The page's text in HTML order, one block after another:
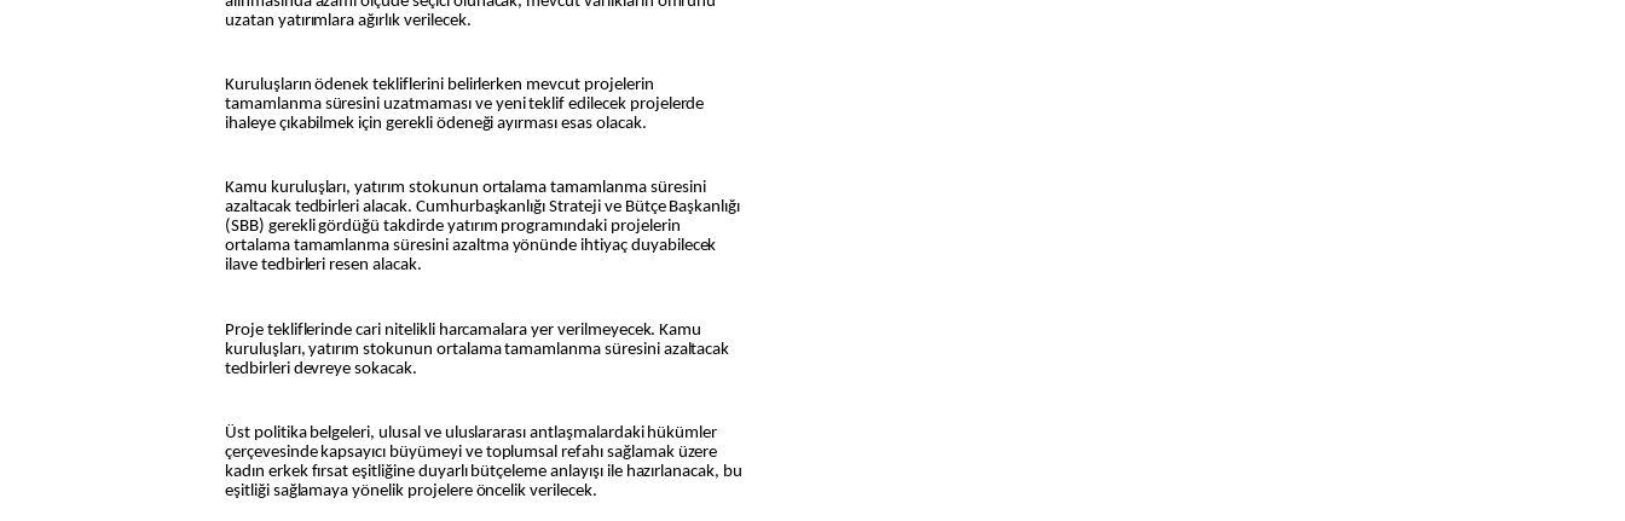
uzatan yatırımlara ağırlık verilecek.
Kuruluşların ödenek tekliflerini belirlerken mevcut projelerin
tamamlanma süresini uzatmaması ve yeni teklif edilecek projelerde
ihaleye çıkabilmek için gerekli ödeneği ayırması esas olacak.
Kamu kuruluşları, yatırım stokunun ortalama tamamlanma süresini
azaltacak tedbirleri alacak. Cumhurbaşkanlığı Strateji ve Bütçe Başkanlığı
(SBB) gerekli gördüğü takdirde yatırım programındaki projelerin
ortalama tamamlanma süresini azaltma yönünde ihtiyaç duyabilecek
ilave tedbirleri resen alacak.
Proje tekliflerinde cari nitelikli harcamalara yer verilmeyecek. Kamu
kuruluşları, yatırım stokunun ortalama tamamlanma süresini azaltacak
tedbirleri devreye sokacak.
Üst politika belgeleri, ulusal ve uluslararası antlaşmalardaki hükümler
çerçevesinde kapsayıcı büyümeyi ve toplumsal refahı sağlamak üzere
kadın erkek fırsat eşitliğine duyarlı bütçeleme anlayışı ile hazırlanacak, bu
eşitliği sağlamaya yönelik projelere öncelik verilecek.